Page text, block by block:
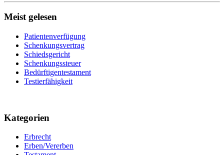
Meist gelesen
Patientenverfügung
Schenkungsvertrag
Schiedsgericht
Schenkungssteuer
Bedürftigentestament
Testierfähigkeit
Kategorien
Erbrecht
Erben/Vererben